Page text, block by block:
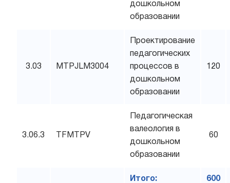
дошкольном
образовании
3.03 MTPJLM3004
Проектирование
педагогических
процессов в
дошкольном
образовании
120
3.06.3 TFMTPV
Педагогическая
валеология в
дошкольном
образовании
60
Итого: 600